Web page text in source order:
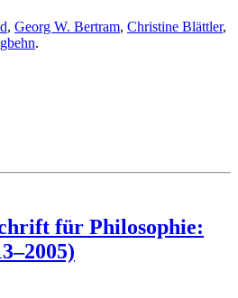
, Georg W. Bertram, Christine Blättler,
.
für Philosophie: